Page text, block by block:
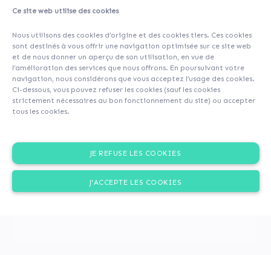
Ce site web utilise des cookies
Nous utilisons des cookies d’origine et des cookies tiers. Ces cookies
sont destinés à vous offrir une navigation optimisée sur ce site web
et de nous donner un aperçu de son utilisation, en vue de
l’amélioration des services que nous offrons. En poursuivant votre
navigation, nous considérons que vous acceptez l’usage des cookies.
Ci-dessous, vous pouvez refuser les cookies (sauf les cookies
strictement nécessaires au bon fonctionnement du site) ou accepter
tous les cookies.
JE REFUSE LES COOKIES
J'ACCEPTE LES COOKIES